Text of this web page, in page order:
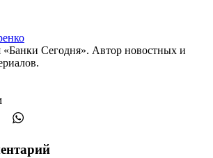
«Банки Сегодня». Автор новостных и